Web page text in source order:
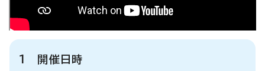
1 開催日時